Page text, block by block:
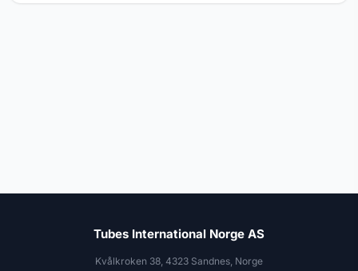
Tubes International Norge AS
Kvålkroken 38, 4323 Sandnes, Norge